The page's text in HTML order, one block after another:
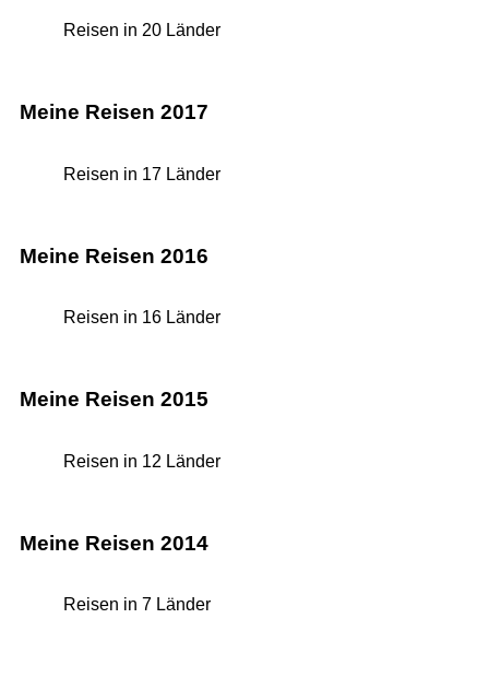
Reisen in 20 Länder
Meine Reisen 2017
Reisen in 17 Länder
Meine Reisen 2016
Reisen in 16 Länder
Meine Reisen 2015
Reisen in 12 Länder
Meine Reisen 2014
Reisen in 7 Länder